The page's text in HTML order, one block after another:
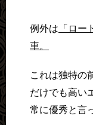
例外は 「ロ
車。
これは独特の
だけでも高い
常に優秀と言